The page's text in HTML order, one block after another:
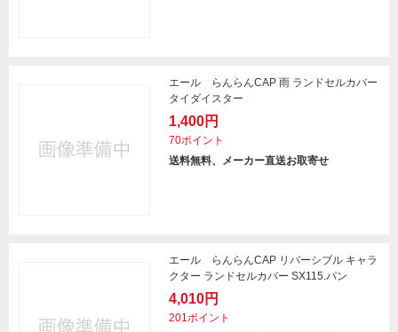
エール らんらんCAP 雨 ランドセルカバー
タイダイスター
1,400円
70ポイント
送料無料、メーカー直送お取寄せ
エール らんらんCAP リバーシブル キャラ
クター ランドセルカバー SX115.パン
4,010円
201ポイント